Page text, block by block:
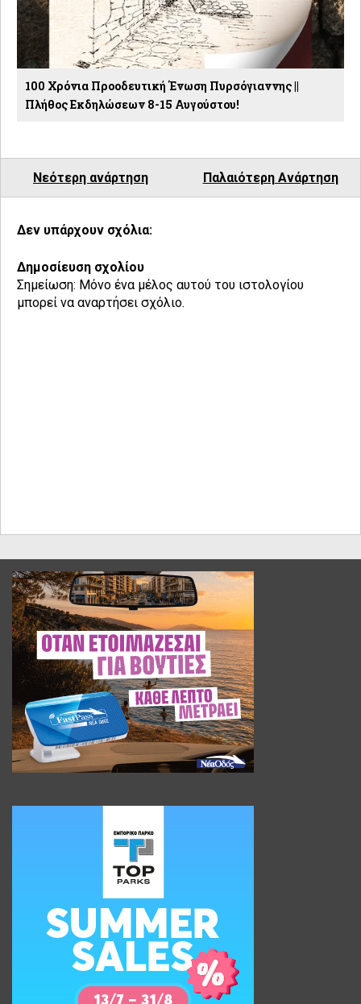
100 Χρόνια Προοδευτική Ένωση Πυρσόγιαννης ||
Πλήθος Εκδηλώσεων 8-15 Αυγούστου!
Νεότερη ανάρτηση Παλαιότερη Ανάρτηση
Δεν υπάρχουν σχόλια:
Δημοσίευση σχολίου
Σημείωση: Μόνο ένα μέλος αυτού του ιστολογίου
μπορεί να αναρτήσει σχόλιο.